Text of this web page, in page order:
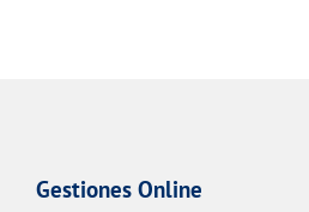
Gestiones Online